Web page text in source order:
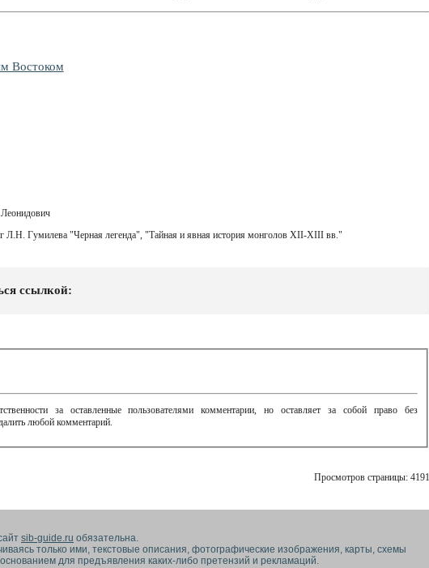
Востоком
Л.Н. Гумилева "Черная легенда", "Тайная и явная история монголов ХII-ХIII вв."
ссылкой:
за оставленные пользователями комментарии, но оставляет за собой право без
любой комментарий.
Просмотров страницы: 4191
sib-guide.ru обязательна.
только ими, текстовые описания, фотографические изображения, карты, схемы
для предъявления каких-либо претензий и рекламаций.